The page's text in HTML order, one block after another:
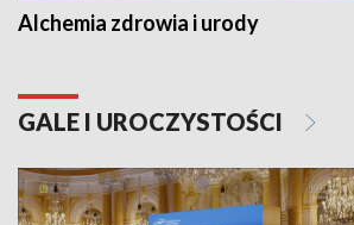
Alchemia zdrowia i urody
GALE I UROCZYSTOŚCI